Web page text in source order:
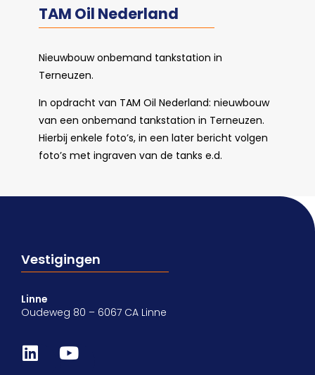
TAM Oil Nederland
Nieuwbouw onbemand tankstation in
Terneuzen.
In opdracht van TAM Oil Nederland: nieuwbouw
van een onbemand tankstation in Terneuzen.
Hierbij enkele foto’s, in een later bericht volgen
foto’s met ingraven van de tanks e.d.
Vestigingen
Linne
Oudeweg 80 – 6067 CA Linne